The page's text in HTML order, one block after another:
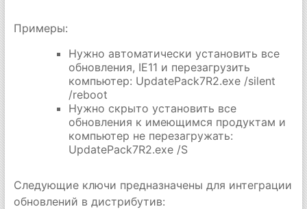
Примеры:
Нужно автоматически установить все
обновления, IE11 и перезагрузить
компьютер: UpdatePack7R2.exe /silent
/reboot
Нужно скрыто установить все
обновления к имеющимся продуктам и
компьютер не перезагружать:
UpdatePack7R2.exe /S
Следующие ключи предназначены для интеграции
обновлений в дистрибутив: